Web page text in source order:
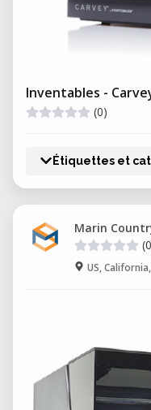
Inventables -
(0)
Étiquettes et
Marin
US,